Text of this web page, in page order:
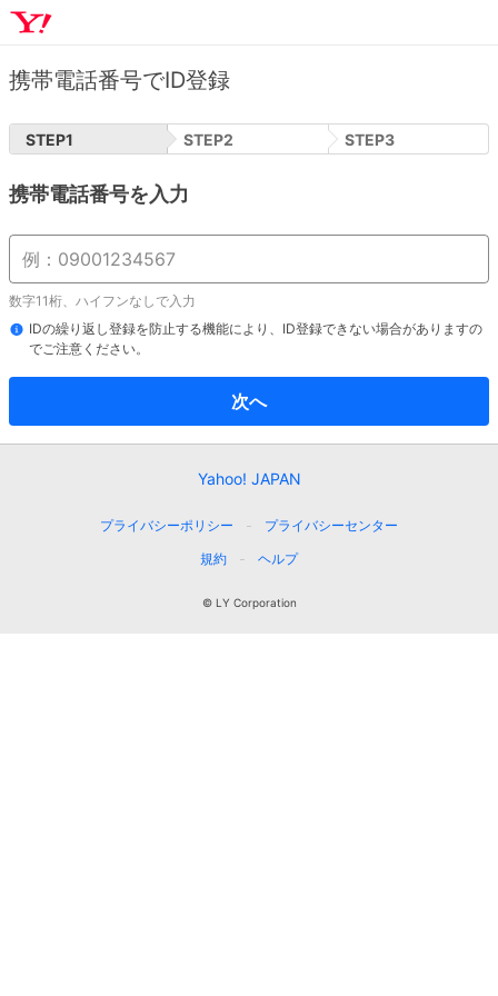
携帯電話番号でID登録
STEP1 STEP2 STEP3
携帯電話番号を入力
数字11桁、ハイフンなしで入力
IDの繰り返し登録を防止する機能により、ID登録できない場合がありますの
でご注意ください。
次へ
Yahoo! JAPAN
プライバシーポリシー
プライバシーセンター
規約
ヘルプ
© LY Corporation